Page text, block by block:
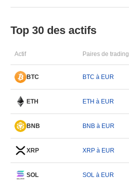
Top 30 des actifs
Actif Paires de trading
BTC BTC à EUR
ETH ETH à EUR
BNB BNB à EUR
XRP XRP à EUR
SOL SOL à EUR